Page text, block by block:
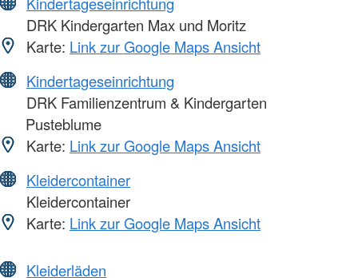
DRK Kindergarten Max und Moritz
Karte: Link zur Google Maps Ansicht
Kindertageseinrichtung
DRK Familienzentrum & Kindergarten
Pusteblume
Karte: Link zur Google Maps Ansicht
Kleidercontainer
Kleidercontainer
Karte: Link zur Google Maps Ansicht
Kleiderläden